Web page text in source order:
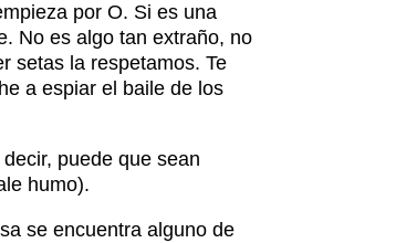
por O. Si es una
No es algo tan extraño, no
setas la respetamos. Te
a espiar el baile de los
puede que sean
humo).
se encuentra alguno de